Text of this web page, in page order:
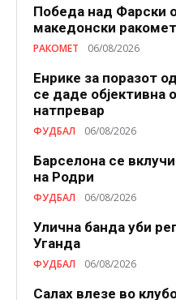
Победа над Фарски
македонски
РАКОМЕТ 06/08/2026
Енрике за поразот
се даде објективна
натпревар
ФУДБАЛ 06/08/2026
Барселона се
на Родри
ФУДБАЛ 06/08/2026
Улична банда уби
Уганда
ФУДБАЛ 06/08/2026
Салах влезе во